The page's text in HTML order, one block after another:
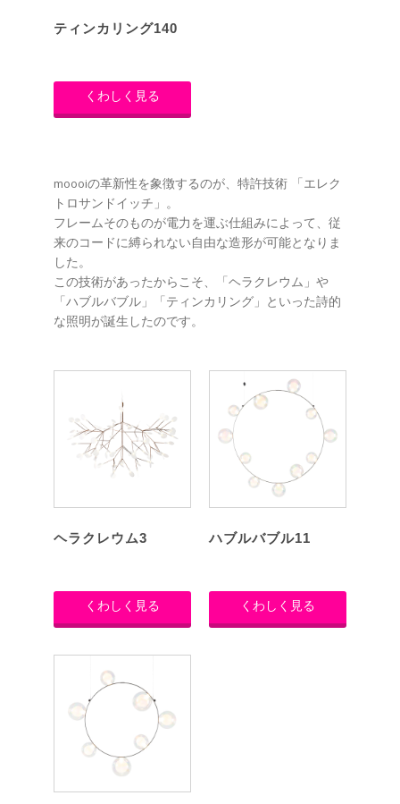
ティンカリング140
くわしく見る
moooiの革新性を象徴するのが、特許技術 「エレク
トロサンドイッチ」。
フレームそのものが電力を運ぶ仕組みによって、従
来のコードに縛られない自由な造形が可能となりま
した。
この技術があったからこそ、「ヘラクレウム」や
「ハブルバブル」「ティンカリング」といった詩的
な照明が誕生したのです。
ヘラクレウム3
くわしく見る
ハブルバブル11
くわしく見る